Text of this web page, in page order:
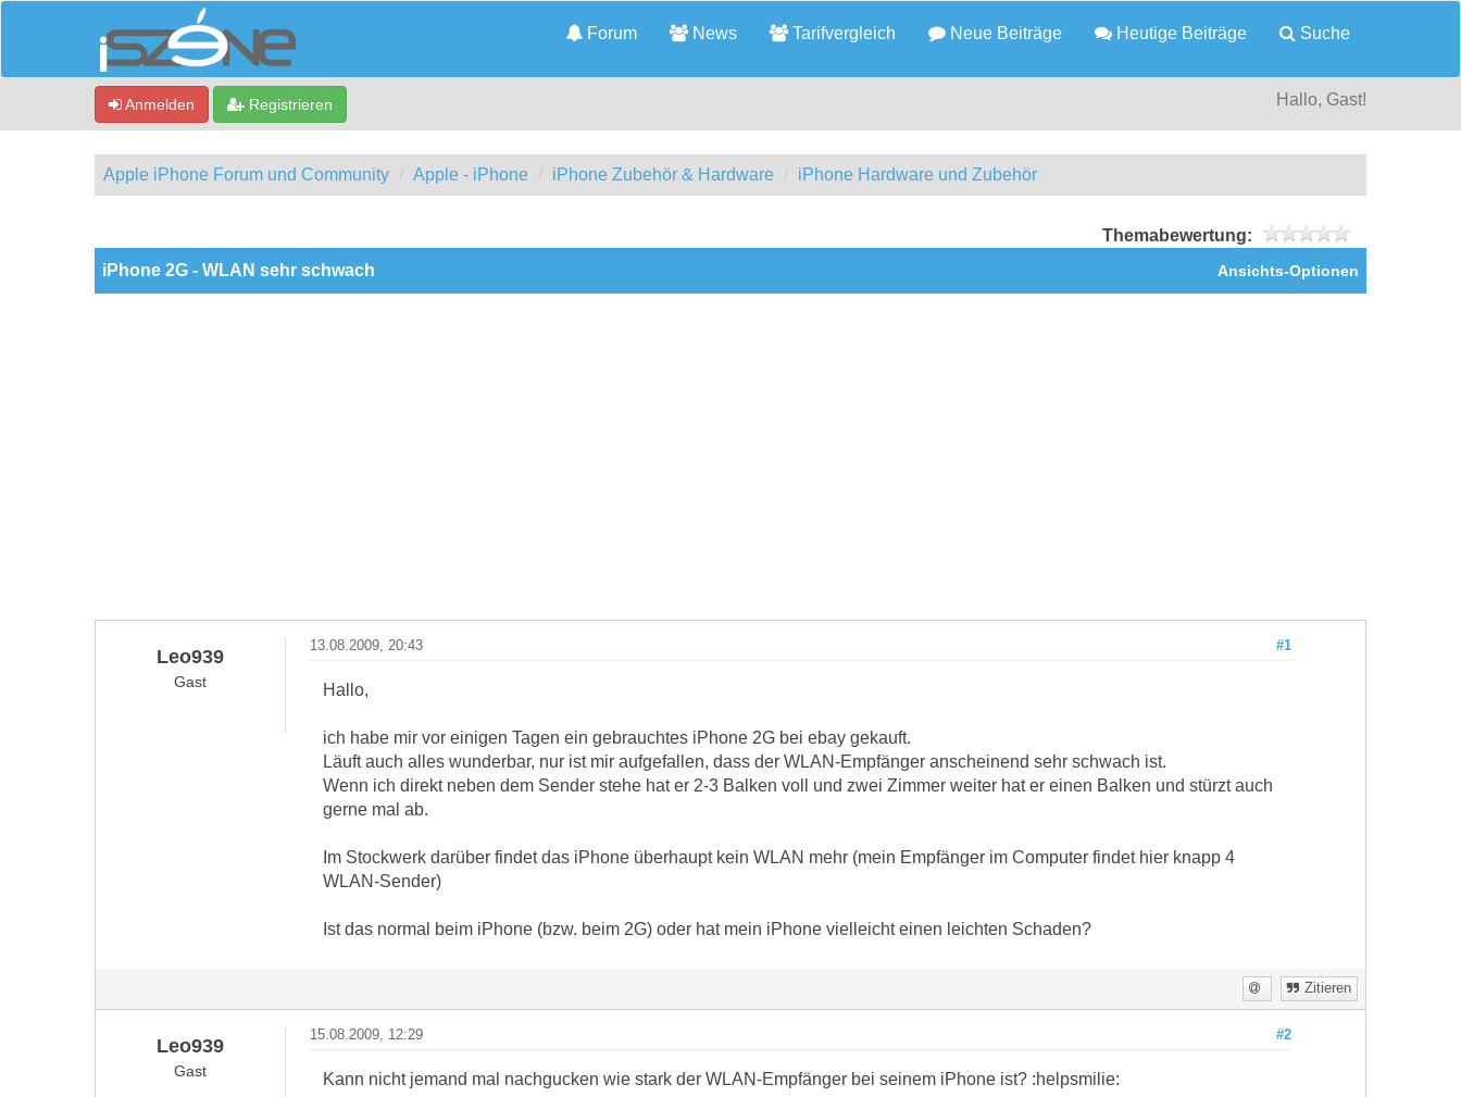
Forum News Tarifvergleich Neue Beiträge Heutige Beiträge Suche
Anmelden Registrieren Hallo, Gast!
Apple iPhone Forum und Community Apple - iPhone iPhone Zubehör & Hardware iPhone Hardware und Zubehör
Themabewertung:
Ansichts-Optionen
iPhone 2G - WLAN sehr schwach
Leo939
Gast
#1
13.08.2009, 20:43
Hallo,
ich habe mir vor einigen Tagen ein gebrauchtes iPhone 2G bei ebay gekauft.
Läuft auch alles wunderbar, nur ist mir aufgefallen, dass der WLAN-Empfänger anscheinend sehr schwach ist.
Wenn ich direkt neben dem Sender stehe hat er 2-3 Balken voll und zwei Zimmer weiter hat er einen Balken und stürzt auch
gerne mal ab.
Im Stockwerk darüber findet das iPhone überhaupt kein WLAN mehr (mein Empfänger im Computer findet hier knapp 4
WLAN-Sender)
Ist das normal beim iPhone (bzw. beim 2G) oder hat mein iPhone vielleicht einen leichten Schaden?
Zitieren
Leo939
Gast
#2
15.08.2009, 12:29
Kann nicht jemand mal nachgucken wie stark der WLAN-Empfänger bei seinem iPhone ist? :helpsmilie: